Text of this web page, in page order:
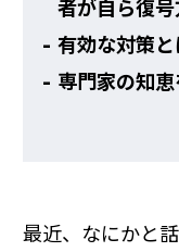
者が自ら復
有効な対策
専門家の知
最近、なにかと